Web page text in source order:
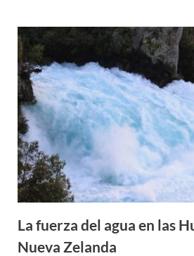
La fuerza del agua en las
Nueva Zelanda